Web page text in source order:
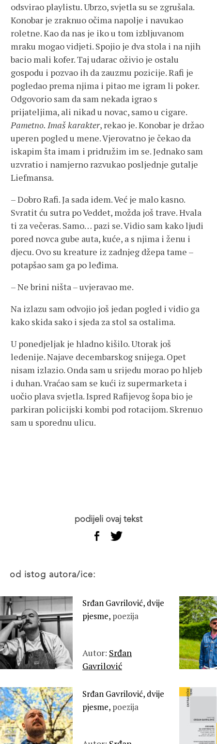
odsvirao playlistu. Ubrzo, svjetla su se zgrušala.
Konobar je zraknuo očima napolje i navukao
roletne. Kao da nas je iko u tom izbljuvanom
mraku mogao vidjeti. Spojio je dva stola i na njih
bacio mali kofer. Taj udarac oživio je ostalu
gospodu i pozvao ih da zauzmu pozicije. Rafi je
pogledao prema njima i pitao me igram li poker.
Odgovorio sam da sam nekada igrao s
prijateljima, ali nikad u novac, samo u cigare.
Pametno. Imaš karakter, rekao je. Konobar je držao
uperen pogled u mene. Vjerovatno je čekao da
iskapim šta imam i pridružim im se. Jednako sam
uzvratio i namjerno razvukao posljednje gutalje
Liefmansa.
– Dobro Rafi. Ja sada idem. Već je malo kasno.
Svratit ću sutra po Veddet, možda još trave. Hvala
ti za večeras. Samo… pazi se. Vidio sam kako ljudi
pored novca gube auta, kuće, a s njima i ženu i
djecu. Ovo su kreature iz zadnjeg džepa tame –
potapšao sam ga po leđima.
– Ne brini ništa – uvjeravao me.
Na izlazu sam odvojio još jedan pogled i vidio ga
kako skida sako i sjeda za stol sa ostalima.
U ponedjeljak je hladno kišilo. Utorak još
ledenije. Najave decembarskog snijega. Opet
nisam izlazio. Onda sam u srijedu morao po hljeb
i duhan. Vraćao sam se kući iz supermarketa i
uočio plava svjetla. Ispred Rafijevog šopa bio je
parkiran policijski kombi pod rotacijom. Skrenuo
sam u sporednu ulicu.
podijeli ovaj tekst
od istog autora/ice:
Srđan Gavrilović, dvije
pjesme, poezija
Autor: Srđan
Gavrilović
Srđan Gavrilović, dvije
pjesme, poezija